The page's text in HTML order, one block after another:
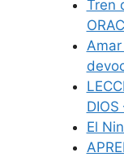
Tren
DIOS
El